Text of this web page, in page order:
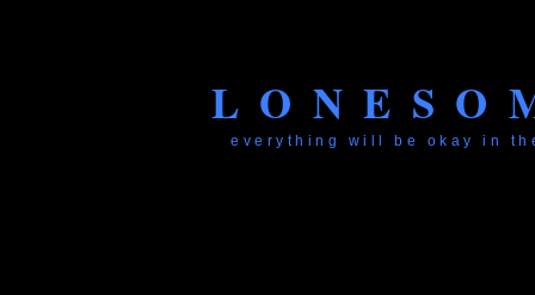
everything will be okay in